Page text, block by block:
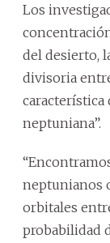
Los
del desierto,
divisoria
característica
neptuniana”.
neptunianos
orbitales
probabilidad